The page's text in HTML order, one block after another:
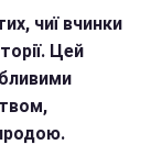
чиї вчинки
Цей